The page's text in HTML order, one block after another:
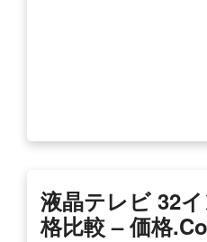
液晶テレビ 32
格比較 – 価格